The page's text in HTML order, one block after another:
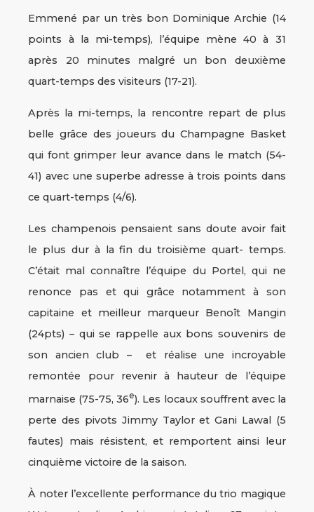
Emmené par un très bon Dominique Archie (14
points à la mi-temps), l’équipe mène 40 à 31
après 20 minutes malgré un bon deuxième
quart-temps des visiteurs (17-21).
Après la mi-temps, la rencontre repart de plus
belle grâce des joueurs du Champagne Basket
qui font grimper leur avance dans le match (54-
41) avec une superbe adresse à trois points dans
ce quart-temps (4/6).
Les champenois pensaient sans doute avoir fait
le plus dur à la fin du troisième quart- temps.
C’était mal connaître l’équipe du Portel, qui ne
renonce pas et qui grâce notamment à son
capitaine et meilleur marqueur Benoît Mangin
(24pts) – qui se rappelle aux bons souvenirs de
son ancien club – et réalise une incroyable
remontée pour revenir à hauteur de l’équipe
marnaise (75-75, 36e). Les locaux souffrent avec la
perte des pivots Jimmy Taylor et Gani Lawal (5
fautes) mais résistent, et remportent ainsi leur
cinquième victoire de la saison.
À noter l’excellente performance du trio magique